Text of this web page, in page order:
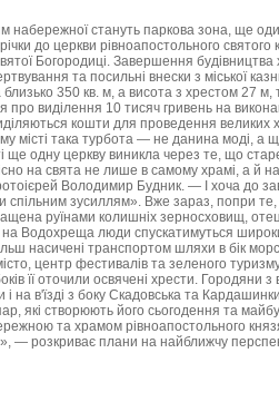
набережної стануть паркова зона, ще
до церкви рівноапостольного
Богородиці. Завершення будівництва
та посильні внески з міської
350 кв. м, а висота з хрестом 27 м,
про виділення 10 тисяч гривень на
кошти для проведення великих
місті така турбота — не данина моді, а
ще одну церкву виникла через те, що
на свята не лише в самому храмі, а й
Володимир Будник. — І хоча до
спільним зусиллям». Вже зараз, попри
руїнами колишніх зерносховищ,
на Водохреща люди спускатимуться
насичені транспортом шляхи в бік
центр фестивалів та зеленого
її оточили освячені хрести. Городяни
і на в'їзді з боку Скадовська та
які створюють його сьогодення та
та храмом рівноапостольного
— розкриває плани на найближчу